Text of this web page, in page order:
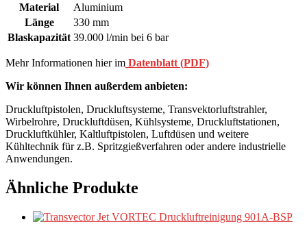
Material
Aluminium
Länge
330 mm
Blaskapazität 39.000 l/min bei 6 bar
Mehr Informationen hier im Datenblatt (PDF)
Wir können Ihnen außerdem anbieten:
Druckluftpistolen, Druckluftsysteme, Transvektorluftstrahler,
Wirbelrohre, Druckluftdüsen, Kühlsysteme, Druckluftstationen,
Druckluftkühler, Kaltluftpistolen, Luftdüsen und weitere
Kühltechnik für z.B. Spritzgießverfahren oder andere industrielle
Anwendungen.
Ähnliche Produkte